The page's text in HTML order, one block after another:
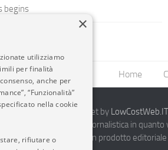
begins
Home
- Creazione Siti Internet by
una testata giornalistica in
pertanto considerarsi un prodotto
×
utilizziamo
per finalità
anche per
“Funzionalità”
nella cookie
rifiutare o